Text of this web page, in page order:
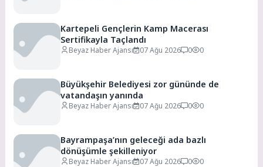
Kartepeli Gençlerin Kamp Macerası
Sertifikayla Taçlandı
Beyaz Haber Ajansı 07 Ağu 2026 0 0
Büyükşehir Belediyesi zor gününde de
vatandaşın yanında
Beyaz Haber Ajansı 07 Ağu 2026 0 0
Bayrampaşa’nın geleceği ada bazlı
dönüşümle şekilleniyor
Beyaz Haber Ajansı 07 Ağu 2026 0 0